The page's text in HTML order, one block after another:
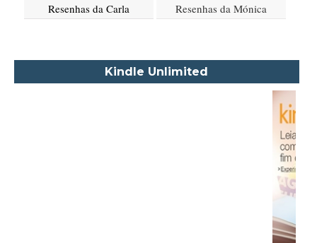
Alexandre Dumas Filho
Resenhas da Carla Resenhas da Mónica
Kindle Unlimited